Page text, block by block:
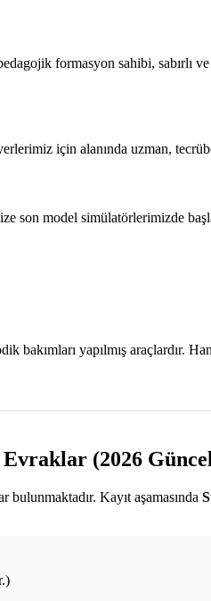
pedagojik formasyon sahibi,
için alanında uzman,
son model simülatörlerimizde
bakımları yapılmış araçlardır.
(2026
Kayıt aşamasında